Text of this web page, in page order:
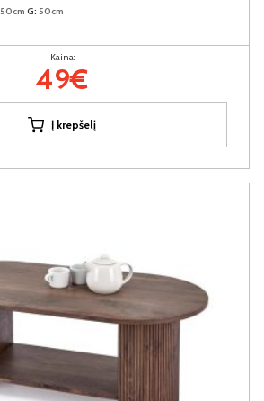
50cm G: 50cm
Kaina:
49€
Į krepšelį